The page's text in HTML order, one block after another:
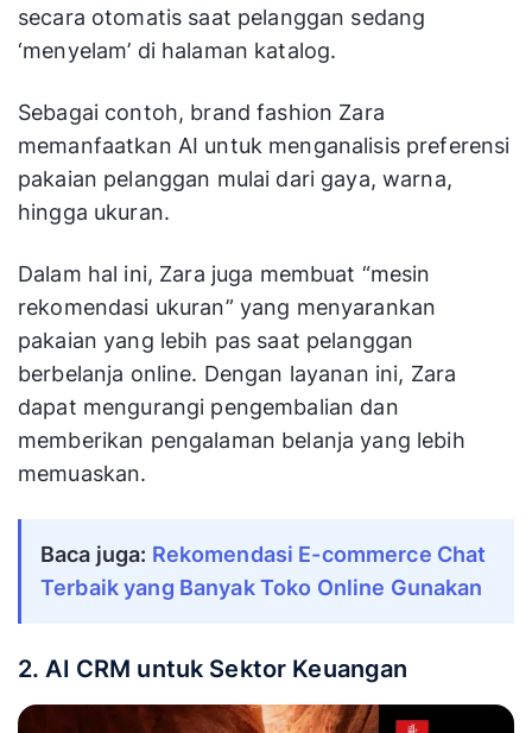
secara otomatis saat pelanggan sedang
‘menyelam’ di halaman katalog.
Sebagai contoh, brand fashion Zara
memanfaatkan AI untuk menganalisis preferensi
pakaian pelanggan mulai dari gaya, warna,
hingga ukuran.
Dalam hal ini, Zara juga membuat “mesin
rekomendasi ukuran” yang menyarankan
pakaian yang lebih pas saat pelanggan
berbelanja online. Dengan layanan ini, Zara
dapat mengurangi pengembalian dan
memberikan pengalaman belanja yang lebih
memuaskan.
Baca juga: Rekomendasi E-commerce Chat
Terbaik yang Banyak Toko Online Gunakan
2. AI CRM untuk Sektor Keuangan